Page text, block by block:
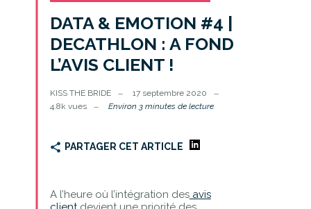
DATA & EMOTION #4 |
DECATHLON : A FOND
L’AVIS CLIENT !
KISS THE BRIDE
17 septembre 2020
4.8k vues
Environ 3 minutes de lecture
PARTAGER CET ARTICLE
A l’heure où l’intégration desavis